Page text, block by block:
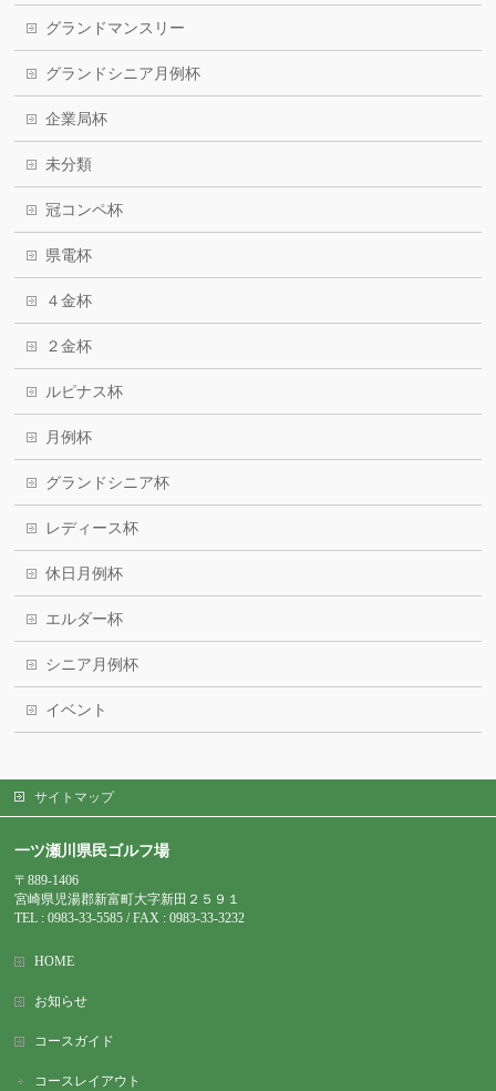
グランドマンスリー
グランドシニア月例杯
企業局杯
未分類
冠コンペ杯
県電杯
４金杯
２金杯
ルピナス杯
月例杯
グランドシニア杯
レディース杯
休日月例杯
エルダー杯
シニア月例杯
イベント
サイトマップ
一ツ瀬川県民ゴルフ場
〒889-1406
宮崎県児湯郡新富町大字新田２５９１
TEL : 0983-33-5585 / FAX : 0983-33-3232
HOME
お知らせ
コースガイド
コースレイアウト